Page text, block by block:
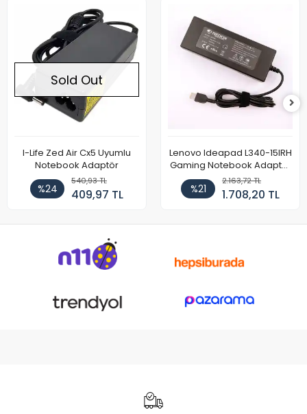
Sold Out
I-Life Zed Air Cx5 Uyumlu
Notebook Adaptör
%24
540,93 TL
409,97 TL
Lenovo Ideapad L340-15IRH
Gaming Notebook Adaptör
Cihazı Şarj Aleti (150W)
%21
2.163,72 TL
1.708,20 TL